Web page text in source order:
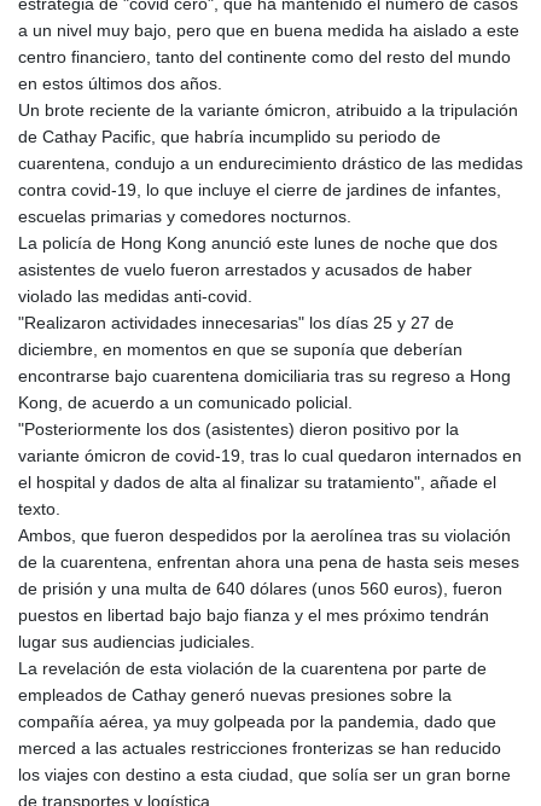
estrategia de "covid cero", que ha mantenido el número de casos
a un nivel muy bajo, pero que en buena medida ha aislado a este
centro financiero, tanto del continente como del resto del mundo
en estos últimos dos años.
Un brote reciente de la variante ómicron, atribuido a la tripulación
de Cathay Pacific, que habría incumplido su periodo de
cuarentena, condujo a un endurecimiento drástico de las medidas
contra covid-19, lo que incluye el cierre de jardines de infantes,
escuelas primarias y comedores nocturnos.
La policía de Hong Kong anunció este lunes de noche que dos
asistentes de vuelo fueron arrestados y acusados de haber
violado las medidas anti-covid.
"Realizaron actividades innecesarias" los días 25 y 27 de
diciembre, en momentos en que se suponía que deberían
encontrarse bajo cuarentena domiciliaria tras su regreso a Hong
Kong, de acuerdo a un comunicado policial.
"Posteriormente los dos (asistentes) dieron positivo por la
variante ómicron de covid-19, tras lo cual quedaron internados en
el hospital y dados de alta al finalizar su tratamiento", añade el
texto.
Ambos, que fueron despedidos por la aerolínea tras su violación
de la cuarentena, enfrentan ahora una pena de hasta seis meses
de prisión y una multa de 640 dólares (unos 560 euros), fueron
puestos en libertad bajo bajo fianza y el mes próximo tendrán
lugar sus audiencias judiciales.
La revelación de esta violación de la cuarentena por parte de
empleados de Cathay generó nuevas presiones sobre la
compañía aérea, ya muy golpeada por la pandemia, dado que
merced a las actuales restricciones fronterizas se han reducido
los viajes con destino a esta ciudad, que solía ser un gran borne
de transportes y logística.